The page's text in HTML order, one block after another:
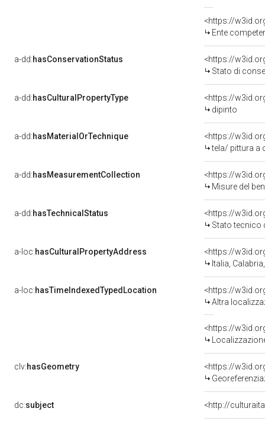
<https://
Ente competente
a-dd:hasConservationStatus
<https://
Stato di
a-dd:hasCulturalPropertyType
<https://
dipinto
a-dd:hasMaterialOrTechnique
<https://
tela/ pittura a
a-dd:hasMeasurementCollection
<https://
Misure del
a-dd:hasTechnicalStatus
<https://
Stato tecnico
a-loc:hasCulturalPropertyAddress
<https://
Italia,
a-loc:hasTimeIndexedTypedLocation
<https://
Altra
<https://
clv:hasGeometry
<https://
dc:subject <http://